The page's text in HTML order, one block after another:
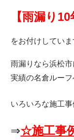
【雨漏り10
をお付けしていま
雨漏りなら浜松
実績の名倉ルーフ
いろいろな施工事
⇒☆施工事